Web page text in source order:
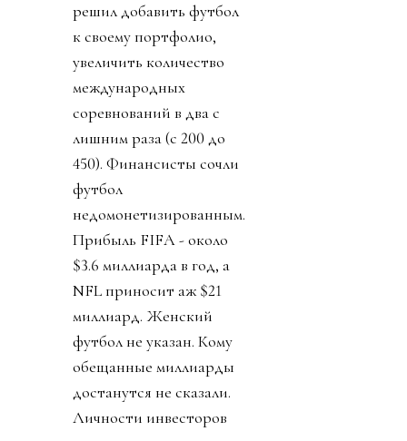
решил добавить футбол
к своему портфолио,
увеличить количество
международных
соревнований в два с
лишним раза (с 200 до
450). Финансисты сочли
футбол
недомонетизированным.
Прибыль FIFA - около
$3.6 миллиарда в год, а
NFL приносит аж $21
миллиард. Женский
футбол не указан. Кому
обещанные миллиарды
достанутся не сказали.
Личности инвесторов